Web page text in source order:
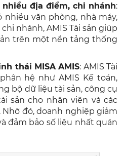
địa điểm, chi nhánh:
nhiều văn phòng, nhà máy,
nhánh, AMIS Tài sản giúp
trên một nền tảng thống
thái MISA AMIS: AMIS Tài
hệ như AMIS Kế toán,
bộ dữ liệu tài sản, công cụ
sản cho nhân viên và các
đó, doanh nghiệp giảm
đảm bảo số liệu nhất quán